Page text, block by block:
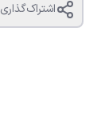
اشتراک‌گذاری